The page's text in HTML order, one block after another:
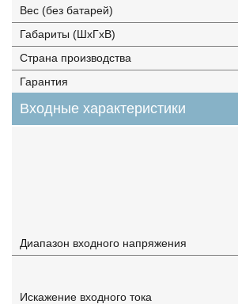
Вес (без батарей)
Габариты (ШхГхВ)
Страна производства
Гарантия
Входные характеристики
Диапазон входного напряжения
Искажение входного тока